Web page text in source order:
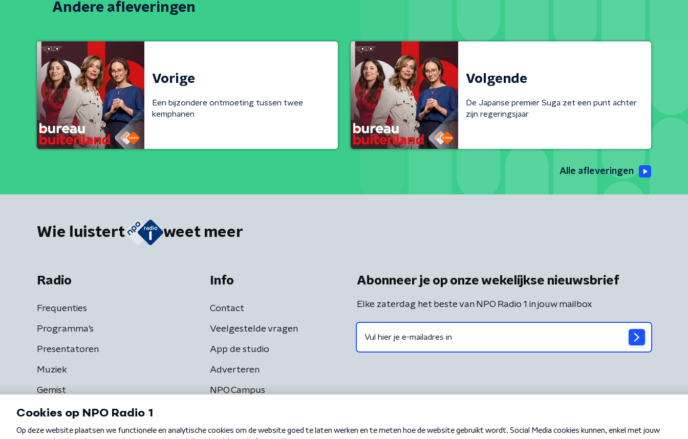
Andere afleveringen
Vorige
Een bijzondere ontmoeting tussen twee
kemphanen
Volgende
De Japanse premier Suga zet een punt achter
zijn regeringsjaar
Alle afleveringen
Wie luistert weet meer
Radio
Frequenties
Programma's
Presentatoren
Muziek
Gemist
Info
Contact
Veelgestelde vragen
App de studio
Adverteren
NPO Campus
Abonneer je op onze wekelijkse nieuwsbrief
Elke zaterdag het beste van NPO Radio 1 in jouw mailbox